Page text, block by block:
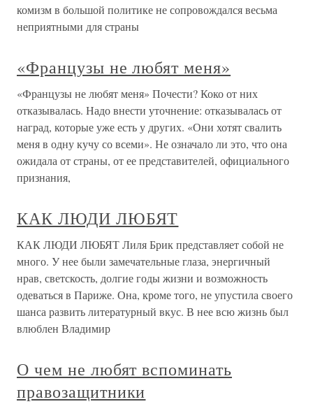
комизм в большой политике не сопровождался весьма
неприятными для страны
«Французы не любят меня»
«Французы не любят меня» Почести? Коко от них
отказывалась. Надо внести уточнение: отказывалась от
наград, которые уже есть у других. «Они хотят свалить
меня в одну кучу со всеми». Не означало ли это, что она
ожидала от страны, от ее представителей, официального
признания,
КАК ЛЮДИ ЛЮБЯТ
КАК ЛЮДИ ЛЮБЯТ Лиля Брик представляет собой не
много. У нее были замечательные глаза, энергичный
нрав, светскость, долгие годы жизни и возможность
одеваться в Париже. Она, кроме того, не упустила своего
шанса развить литературный вкус. В нее всю жизнь был
влюблен Владимир
О чем не любят вспоминать
правозащитники